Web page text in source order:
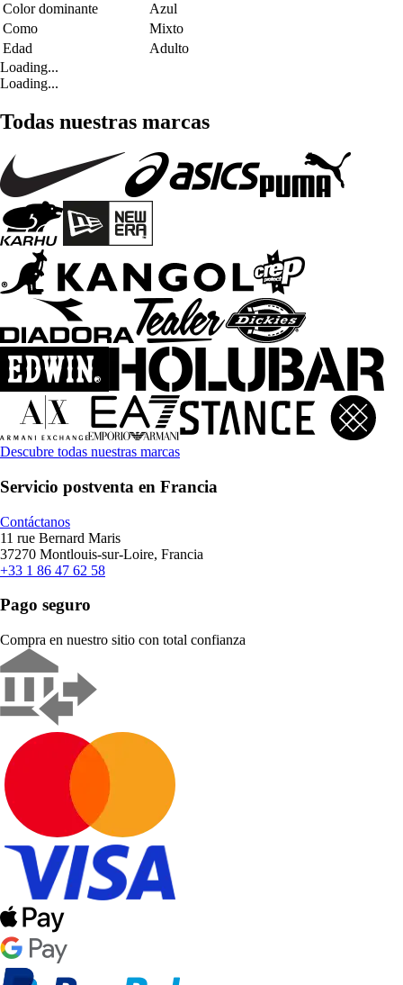
Color dominante
Azul
Como
Mixto
Edad
Adulto
Loading...
Loading...
Todas nuestras marcas
Descubre todas nuestras marcas
Servicio postventa en Francia
Contáctanos
11 rue Bernard Maris
37270 Montlouis-sur-Loire, Francia
+33 1 86 47 62 58
Pago seguro
Compra en nuestro sitio con total confianza